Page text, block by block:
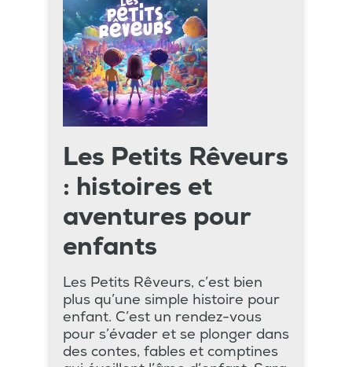
Les Petits Rêveurs
: histoires et
aventures pour
enfants
Les Petits Rêveurs, c’est bien
plus qu’une simple histoire pour
enfant. C’est un rendez-vous
pour s’évader et se plonger dans
des contes, fables et comptines